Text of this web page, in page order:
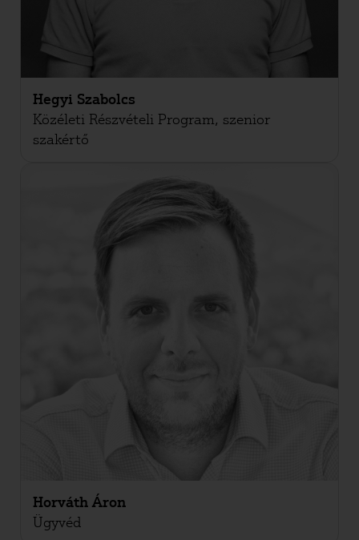
Hegyi Szabolcs
Közéleti Részvételi Program, szenior
szakértő
Horváth Áron
Ügyvéd